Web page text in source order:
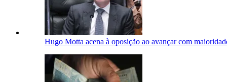
Hugo Motta acena à oposição ao avançar com